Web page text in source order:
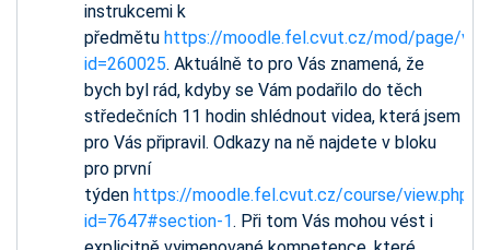
instrukcemi k
předmětu https://moodle.fel.cvut.cz/mod/page/
id=260025. Aktuálně to pro Vás znamená, že
bych byl rád, kdyby se Vám podařilo do těch
středečních 11 hodin shlédnout videa, která jsem
pro Vás připravil. Odkazy na ně najdete v bloku
pro první
týden https://moodle.fel.cvut.cz/course/view.php?
id=7647#section-1. Při tom Vás mohou vést i